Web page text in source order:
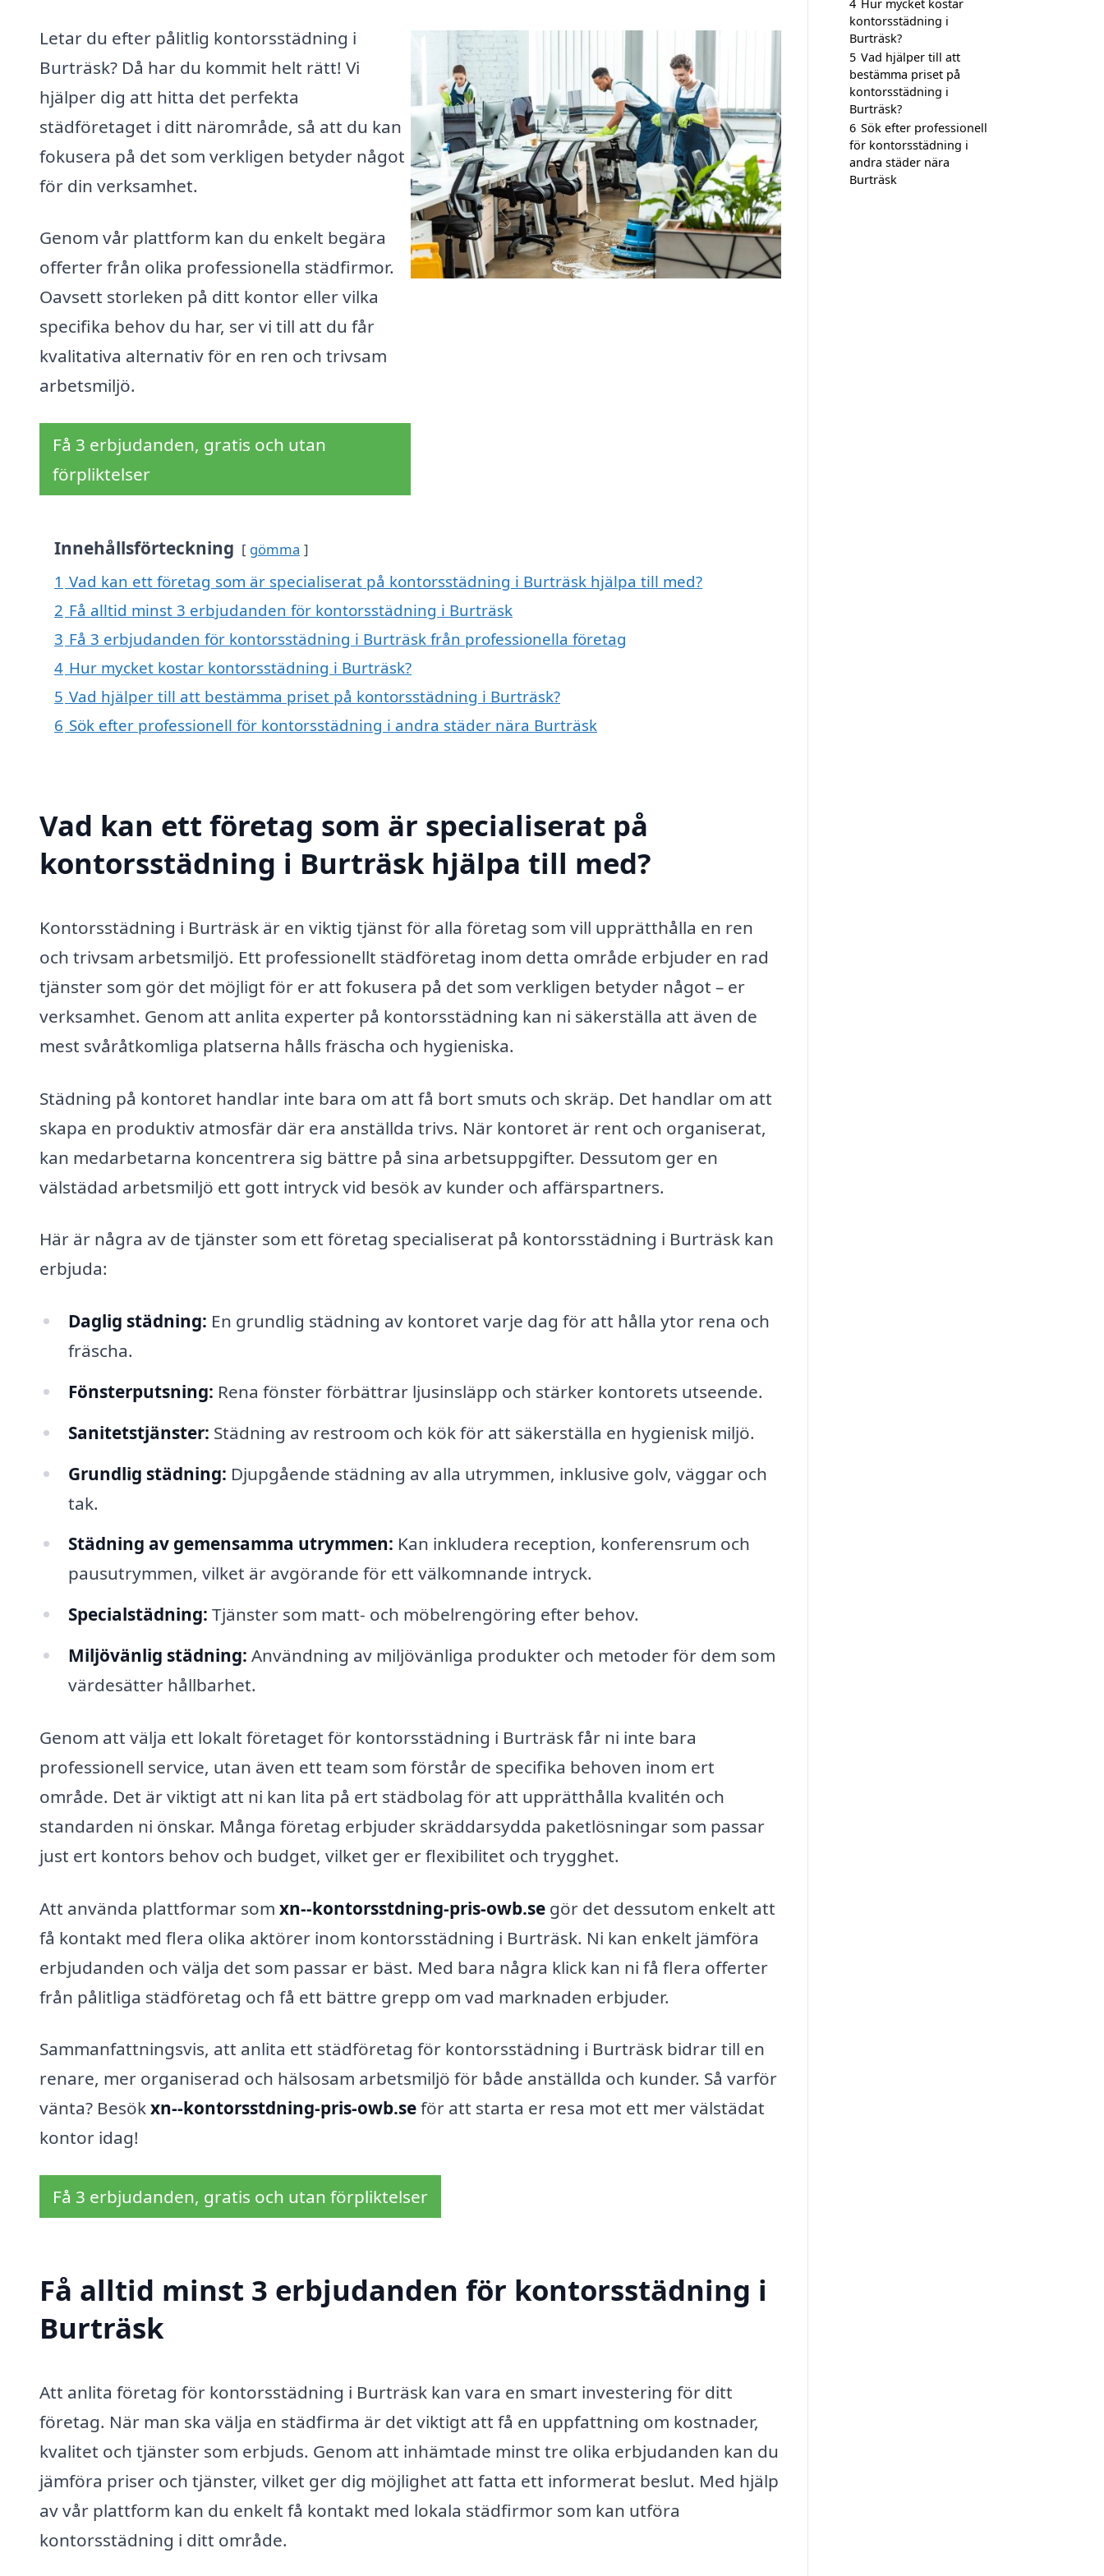
Letar du efter pålitlig kontorsstädning i
Burträsk? Då har du kommit helt rätt! Vi
hjälper dig att hitta det perfekta
städföretaget i ditt närområde, så att du kan
fokusera på det som verkligen betyder något
för din verksamhet.
Genom vår plattform kan du enkelt begära
offerter från olika professionella städfirmor.
Oavsett storleken på ditt kontor eller vilka
specifika behov du har, ser vi till att du får
kvalitativa alternativ för en ren och trivsam
arbetsmiljö.
Få 3 erbjudanden, gratis och utan
förpliktelser
Innehållsförteckning gömma
1 Vad kan ett företag som är specialiserat på kontorsstädning i Burträsk hjälpa till med?
2 Få alltid minst 3 erbjudanden för kontorsstädning i Burträsk
3 Få 3 erbjudanden för kontorsstädning i Burträsk från professionella företag
4 Hur mycket kostar kontorsstädning i Burträsk?
5 Vad hjälper till att bestämma priset på kontorsstädning i Burträsk?
6 Sök efter professionell för kontorsstädning i andra städer nära Burträsk
Vad kan ett företag som är specialiserat på
kontorsstädning i Burträsk hjälpa till med?
Kontorsstädning i Burträsk är en viktig tjänst för alla företag som vill upprätthålla en ren
och trivsam arbetsmiljö. Ett professionellt städföretag inom detta område erbjuder en rad
tjänster som gör det möjligt för er att fokusera på det som verkligen betyder något – er
verksamhet. Genom att anlita experter på kontorsstädning kan ni säkerställa att även de
mest svåråtkomliga platserna hålls fräscha och hygieniska.
Städning på kontoret handlar inte bara om att få bort smuts och skräp. Det handlar om att
skapa en produktiv atmosfär där era anställda trivs. När kontoret är rent och organiserat,
kan medarbetarna koncentrera sig bättre på sina arbetsuppgifter. Dessutom ger en
välstädad arbetsmiljö ett gott intryck vid besök av kunder och affärspartners.
Här är några av de tjänster som ett företag specialiserat på kontorsstädning i Burträsk kan
erbjuda:
Daglig städning: En grundlig städning av kontoret varje dag för att hålla ytor rena och
fräscha.
Fönsterputsning: Rena fönster förbättrar ljusinsläpp och stärker kontorets utseende.
Sanitetstjänster: Städning av restroom och kök för att säkerställa en hygienisk miljö.
Grundlig städning: Djupgående städning av alla utrymmen, inklusive golv, väggar och
tak.
Städning av gemensamma utrymmen: Kan inkludera reception, konferensrum och
pausutrymmen, vilket är avgörande för ett välkomnande intryck.
Specialstädning: Tjänster som matt- och möbelrengöring efter behov.
Miljövänlig städning: Användning av miljövänliga produkter och metoder för dem som
värdesätter hållbarhet.
Genom att välja ett lokalt företaget för kontorsstädning i Burträsk får ni inte bara
professionell service, utan även ett team som förstår de specifika behoven inom ert
område. Det är viktigt att ni kan lita på ert städbolag för att upprätthålla kvalitén och
standarden ni önskar. Många företag erbjuder skräddarsydda paketlösningar som passar
just ert kontors behov och budget, vilket ger er flexibilitet och trygghet.
Att använda plattformar som xn--kontorsstdning-pris-owb.se gör det dessutom enkelt att
få kontakt med flera olika aktörer inom kontorsstädning i Burträsk. Ni kan enkelt jämföra
erbjudanden och välja det som passar er bäst. Med bara några klick kan ni få flera offerter
från pålitliga städföretag och få ett bättre grepp om vad marknaden erbjuder.
Sammanfattningsvis, att anlita ett städföretag för kontorsstädning i Burträsk bidrar till en
renare, mer organiserad och hälsosam arbetsmiljö för både anställda och kunder. Så varför
vänta? Besökxn--kontorsstdning-pris-owb.seför att starta er resa mot ett mer välstädat
kontor idag!
Få 3 erbjudanden, gratis och utan förpliktelser
Få alltid minst 3 erbjudanden för kontorsstädning i
Burträsk
Att anlita företag för kontorsstädning i Burträsk kan vara en smart investering för ditt
företag. När man ska välja en städfirma är det viktigt att få en uppfattning om kostnader,
kvalitet och tjänster som erbjuds. Genom att inhämtade minst tre olika erbjudanden kan du
jämföra priser och tjänster, vilket ger dig möjlighet att fatta ett informerat beslut. Med hjälp
av vår plattform kan du enkelt få kontakt med lokala städfirmor som kan utföra
kontorsstädning i ditt område.
4 Hur mycket kostar
kontorsstädning i
Burträsk?
5 Vad hjälper till att
bestämma priset på
kontorsstädning i
Burträsk?
6 Sök efter professionell
för kontorsstädning i
andra städer nära
Burträsk